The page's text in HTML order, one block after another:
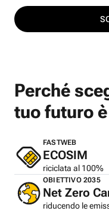
Perché
tuo futuro
FASTWEB
ECOSIM
riciclata al 100%
OBIETTIVO 2035
Net Zero
riducendo le